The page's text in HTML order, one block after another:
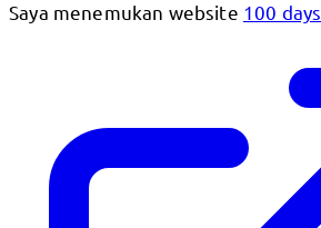
Saya menemukan website 100 days